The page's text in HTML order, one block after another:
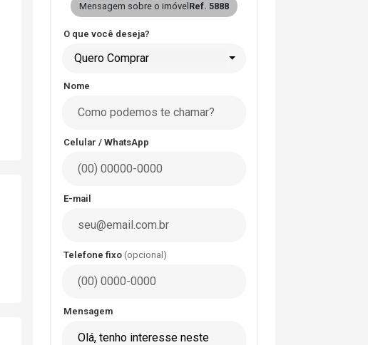
Mensagem sobre o imóvel Ref. 5888
O que você deseja?
Quero Comprar
Nome
Celular / WhatsApp
E-mail
Telefone fixo (opcional)
Mensagem